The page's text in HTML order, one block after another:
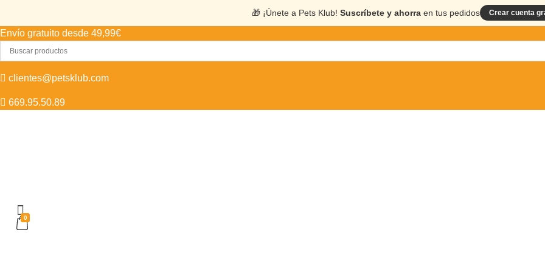
🎁 ¡Únete a Pets Klub! Suscríbete y ahorra en tus pedidos Crear cuenta
Envío gratuito desde 49,99€
clientes@petsklub.com
669.95.50.89
0